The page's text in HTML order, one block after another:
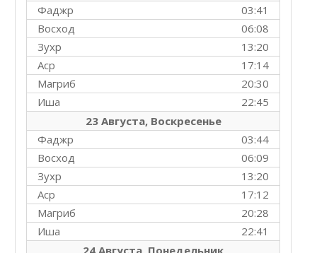
03:41
Фаджр
06:08
Восход
13:20
Зухр
17:14
Аср
20:30
Магриб
22:45
Иша
23 Августа, Воскресенье
03:44
Фаджр
06:09
Восход
13:20
Зухр
17:12
Аср
20:28
Магриб
22:41
Иша